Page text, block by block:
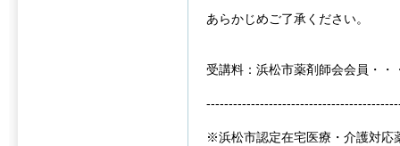
あらかじめご了承ください。
受講料：浜松市薬剤師会会員
※浜松市認定在宅医療・介護対応